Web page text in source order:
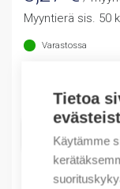
Tietoa
Käytämme
Myyntierä sis. 50
Varastossa
Määrä